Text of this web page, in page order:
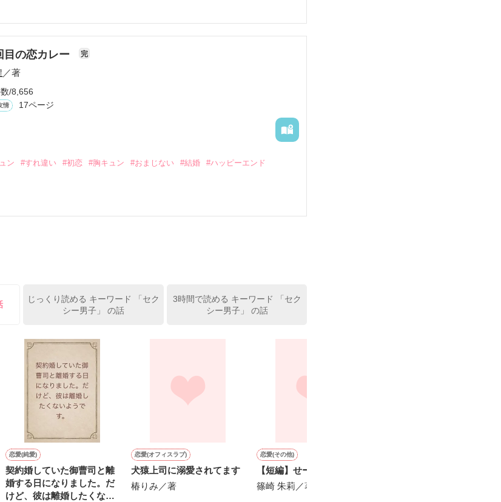
よ｣
う』
った｣
道達との物語。
求め方も、何も知らなかった。
目の恋カレー 完
／著
/8,656
情 17ページ
ン #すれ違い #初恋 #胸キュン #おまじない #結婚
#ハッピーエンド
たら、好きな人が自分のこと好きになっちゃうんだって』
ンテスト用に既存作を改稿しました。
作品を読む
じっくり読める キーワード 「セク
シー男子」 の話
3時間で読める キーワード 「セク
シー男子」 の話
恋愛(純愛)
契約婚していた御曹司と離
婚する日になりました。だ
けど、彼は離婚したくない
恋愛(オフィスラブ)
犬猿上司に溺愛されてます
椿りみ／著
恋愛(その他)
【短編】せーんせっ♡
篠崎 朱莉／著